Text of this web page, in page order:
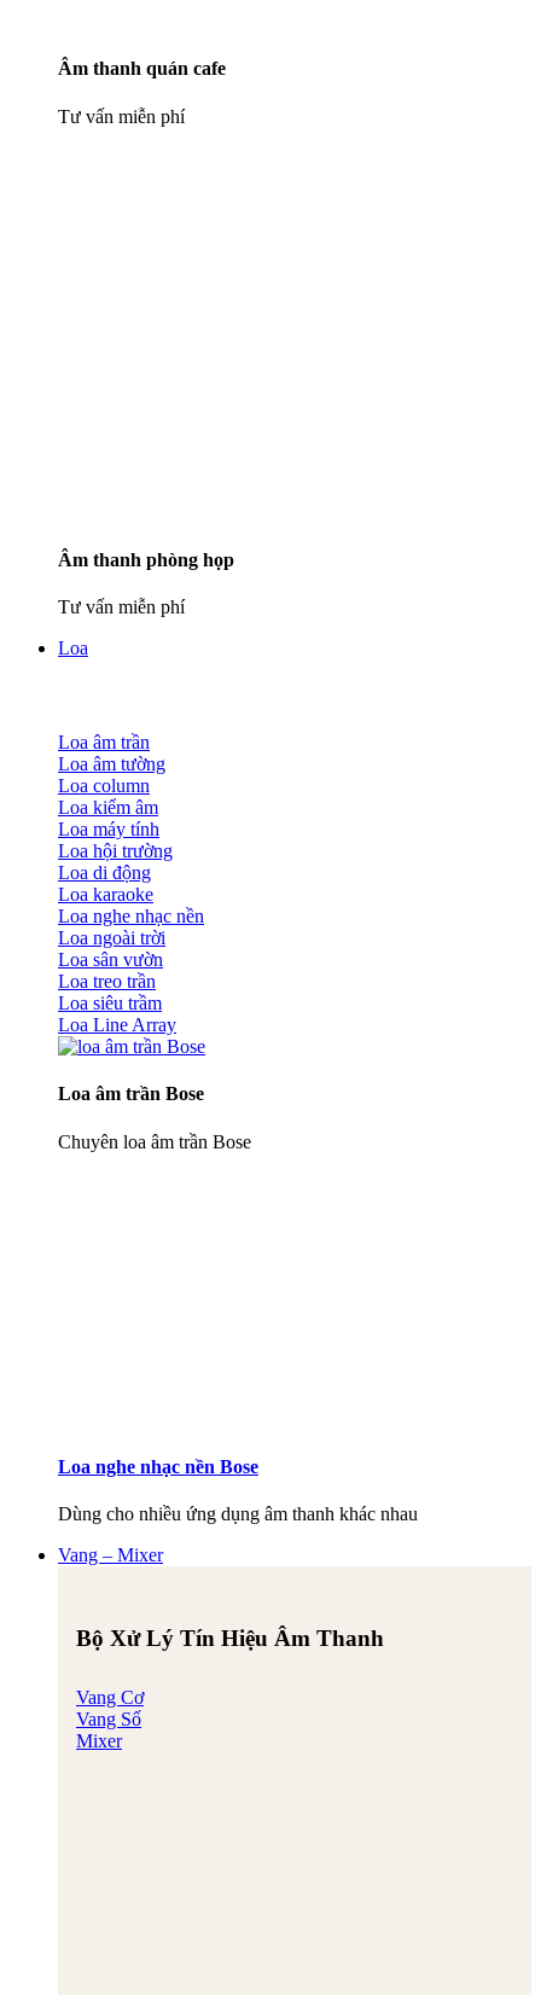
Âm thanh quán cafe
Tư vấn miễn phí
Âm thanh phòng họp
Tư vấn miễn phí
Loa
Loa âm trần
Loa âm tường
Loa column
Loa kiểm âm
Loa máy tính
Loa hội trường
Loa di động
Loa karaoke
Loa nghe nhạc nền
Loa ngoài trời
Loa sân vườn
Loa treo trần
Loa siêu trầm
Loa Line Array
Loa âm trần Bose
Chuyên loa âm trần Bose
Loa nghe nhạc nền Bose
Dùng cho nhiều ứng dụng âm thanh khác nhau
Vang – Mixer
Bộ Xử Lý Tín Hiệu Âm Thanh
Vang Cơ
Vang Số
Mixer